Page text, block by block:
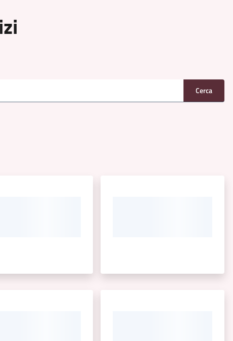
Cerca